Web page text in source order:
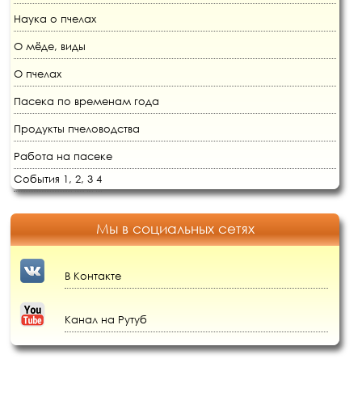
Наука о пчелах
О мёде, виды
О пчелах
Пасека по временам года
Продукты пчеловодства
Работа на пасеке
События 1, 2, 3 4
Мы в социальных сетях
В Контакте
Канал на Рутуб